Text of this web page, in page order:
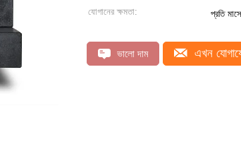
যোগানের ক্ষমতা: প্রতি
ভালো দাম এখন